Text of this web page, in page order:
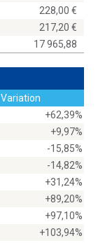
228,00
217,20
17 965,88
Variation
+62,39%
+9,97%
-15,85%
-14,82%
+31,24%
+89,20%
+97,10%
+103,94%